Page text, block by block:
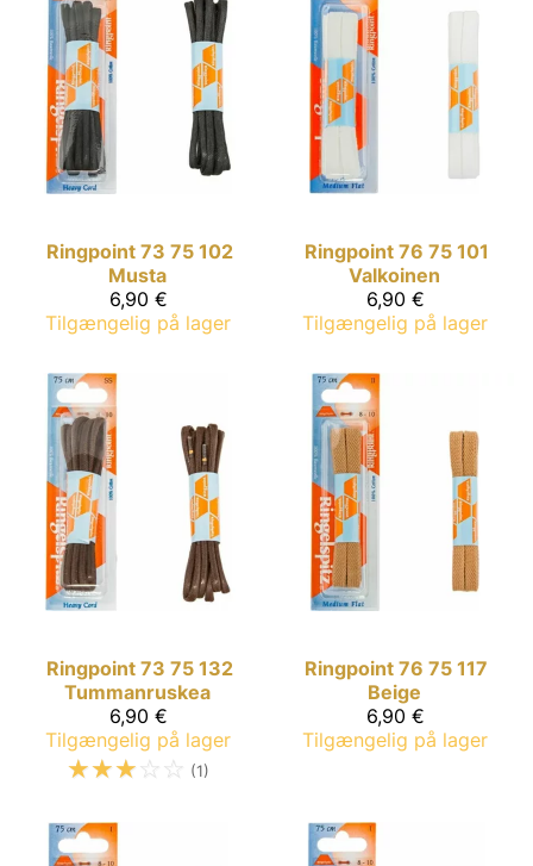
Ringpoint 73 75 102
Musta
6,90 €
Tilgængelig på lager
Ringpoint 76 75 101
Valkoinen
6,90 €
Tilgængelig på lager
Ringpoint 73 75 132
Tummanruskea
6,90 €
Tilgængelig på lager
☆☆☆☆ ☆ (1)
Ringpoint 76 75 117
Beige
6,90 €
Tilgængelig på lager